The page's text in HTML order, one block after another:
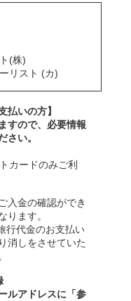
(株)
スト (カ)
払いの方】
すので、必要情報
さい。
カードのみご利
入金の確認ができ
ります。
行代金のお支払い
消しをさせていた
ルアドレスに「参